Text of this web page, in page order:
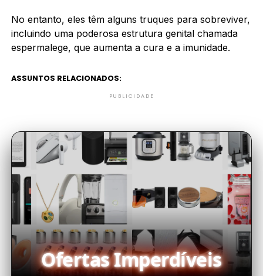
No entanto, eles têm alguns truques para sobreviver,
incluindo uma poderosa estrutura genital chamada
espermalege, que aumenta a cura e a imunidade.
ASSUNTOS RELACIONADOS:
PUBLICIDADE
Ofertas Imperdíveis